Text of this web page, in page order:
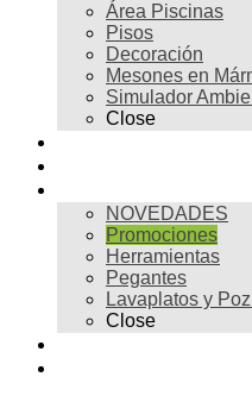
Área Piscinas
Pisos
Decoración
Mesones en
Simulador
Close
NOVEDADES
Promociones
Herramientas
Pegantes
Lavaplatos y
Close